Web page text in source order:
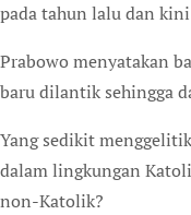
pada tahun lalu dan
Prabowo menyatakan
baru dilantik sehingga
Yang sedikit
dalam lingkungan
non-Katolik?